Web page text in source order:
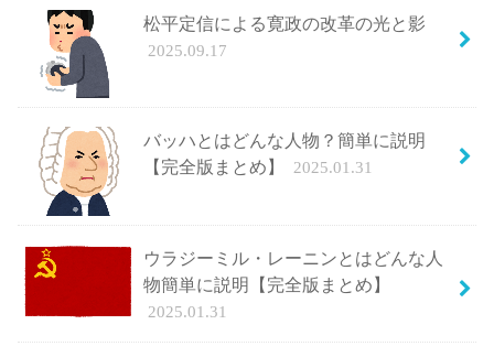
松平定信による寛政の改革の光と影
2025.09.17
バッハとはどんな人物？簡単に説明
【完全版まとめ】
2025.01.31
ウラジーミル・レーニンとはどんな人
物簡単に説明【完全版まとめ】
2025.01.31